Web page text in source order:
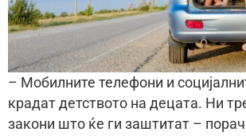
– Мобилните телефони и
крадат детството на децата. Ни
закони што ќе ги заштитат –